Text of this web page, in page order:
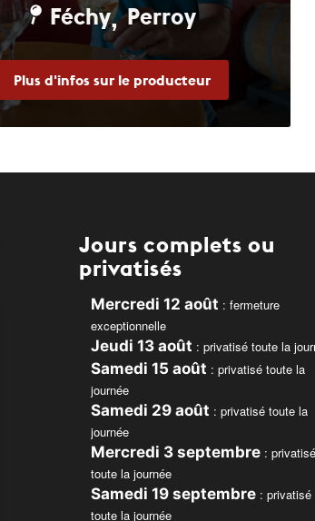
Féchy, Perroy
Plus d'infos sur le producteur
Jours complets ou
privatisés
Mercredi 12 août : fermeture
exceptionnelle
Jeudi 13 août : privatisé toute la
Samedi 15 août : privatisé toute la
journée
Samedi 29 août : privatisé toute la
journée
Mercredi 3 septembre: privatisé
toute la journée
Samedi 19 septembre: privatisé
toute la journée